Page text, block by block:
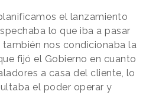
el lanzamiento
lo que iba a pasar
también nos condicionaba la
fijó el Gobierno en cuanto
a casa del cliente, lo
el poder operar y